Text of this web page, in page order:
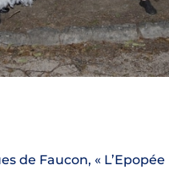
de Faucon, «